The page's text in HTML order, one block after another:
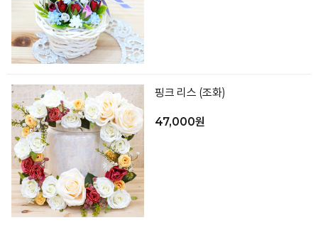
핑크 리스 (조화)
47,000원